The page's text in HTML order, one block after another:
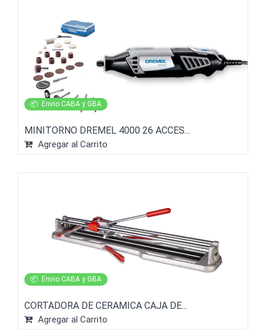
📦 Envio CABA y GBA
MINITORNO DREMEL 4000 26 ACCES...
Agregar al Carrito
📦 Envio CABA y GBA
CORTADORA DE CERAMICA CAJA DE...
Agregar al Carrito